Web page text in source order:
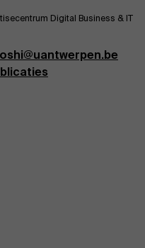
Digital Business & IT